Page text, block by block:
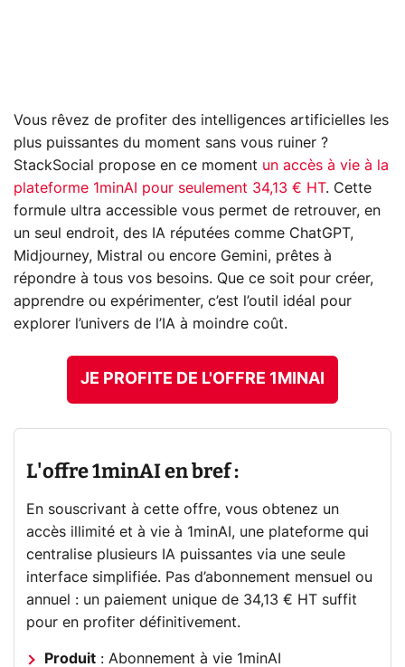
Vous rêvez de profiter des intelligences artificielles les
plus puissantes du moment sans vous ruiner ?
StackSocial propose en ce moment un accès à vie à la
plateforme 1minAI pour seulement 34,13 € HT. Cette
formule ultra accessible vous permet de retrouver, en
un seul endroit, des IA réputées comme ChatGPT,
Midjourney, Mistral ou encore Gemini, prêtes à
répondre à tous vos besoins. Que ce soit pour créer,
apprendre ou expérimenter, c’est l’outil idéal pour
explorer l’univers de l’IA à moindre coût.
JE PROFITE DE L'OFFRE 1MINAI
L'offre 1minAI en bref :
En souscrivant à cette offre, vous obtenez un
accès illimité et à vie à 1minAI, une plateforme qui
centralise plusieurs IA puissantes via une seule
interface simplifiée. Pas d’abonnement mensuel ou
annuel : un paiement unique de 34,13 € HT suffit
pour en profiter définitivement.
Produit : Abonnement à vie 1minAI